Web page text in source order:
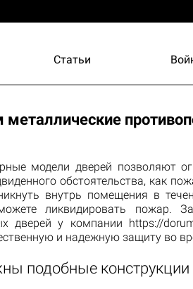
Статьи
модели дверей позволяют
обстоятельства, как
внутрь помещения в
ликвидировать пожар.
дверей у компании https://
и надежную защиту во
подобные конструкции